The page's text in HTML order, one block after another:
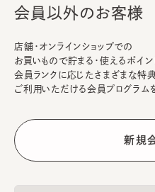
会員以外のお客様
店舗・オンラインショップでの
お買いもので貯まる・使えるポイン
会員ランクに応じたさまざまな特
ご利用いただける会員プログラム